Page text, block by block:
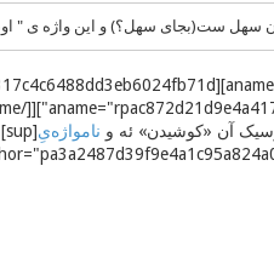
سهل ست(بجای سهل؟) و این واژه ی "
نامواژه‌یِ
[sup]